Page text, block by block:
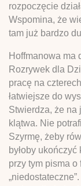
rozpoczęcie
Wspomina, że
tam już bardzo
Hoffmanowa ma
Rozrywek dla
pracę na
łatwiejsze do
Stwierdza, że na
klątwa. Nie
Szyrmę, żeby
byłoby
przy tym pisma